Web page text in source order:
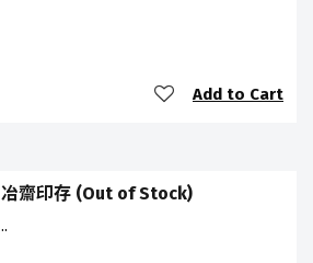
Add to Cart
冶齋印存 (Out of Stock)
..